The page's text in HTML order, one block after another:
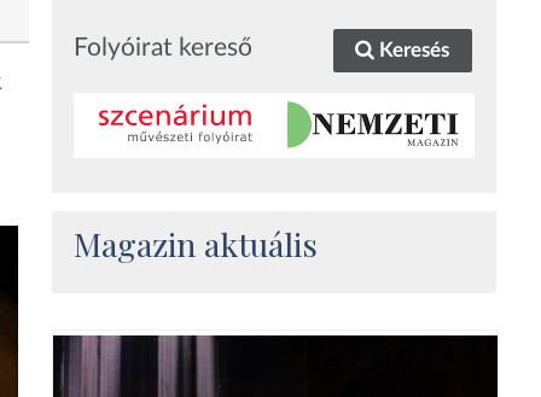
Folyóirat kereső Keresés
Magazin aktuális